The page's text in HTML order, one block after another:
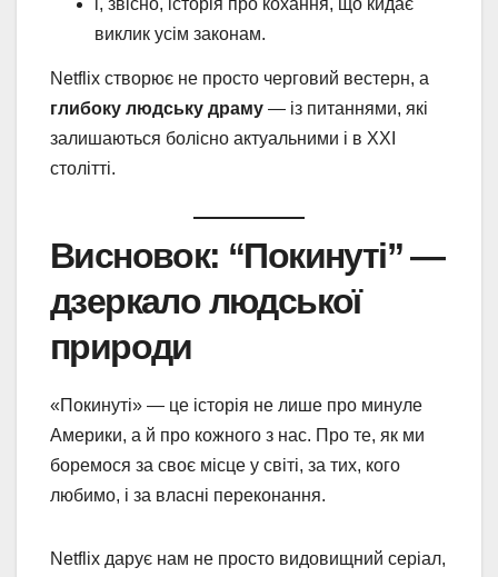
і, звісно, історія про кохання, що кидає
виклик усім законам.
Netflix створює не просто черговий вестерн, а
глибоку людську драму — із питаннями, які
залишаються болісно актуальними і в XXI
столітті.
Висновок: “Покинуті” —
дзеркало людської
природи
«Покинуті» — це історія не лише про минуле
Америки, а й про кожного з нас. Про те, як ми
боремося за своє місце у світі, за тих, кого
любимо, і за власні переконання.
Netflix дарує нам не просто видовищний серіал,